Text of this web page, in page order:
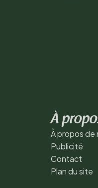
À
À propos de
Publicité
Contact
Plan du site